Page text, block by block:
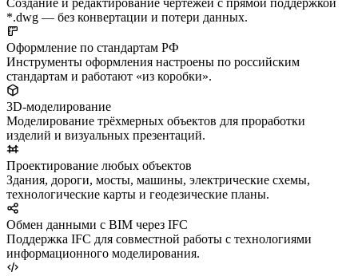
Создание и редактирование чертежей с прямой поддержкой
*.dwg — без конвертации и потери данных.
Оформление по стандартам РФ
Инструменты оформления настроены по российским
стандартам и работают «из коробки».
3D-моделирование
Моделирование трёхмерных объектов для проработки
изделий и визуальных презентаций.
Проектирование любых объектов
Здания, дороги, мосты, машины, электрические схемы,
технологические карты и геодезические планы.
Обмен данными с BIM через IFC
Поддержка IFC для совместной работы с технологиями
информационного моделирования.